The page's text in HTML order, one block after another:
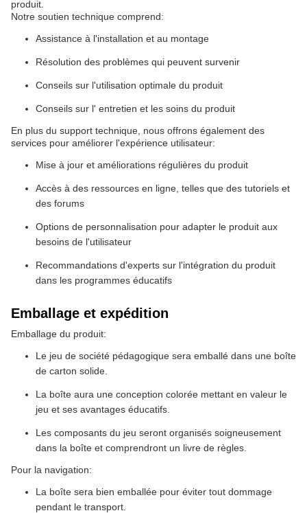
produit.
Notre soutien technique comprend:
Assistance à l'installation et au montage
Résolution des problèmes qui peuvent survenir
Conseils sur l'utilisation optimale du produit
Conseils sur l' entretien et les soins du produit
En plus du support technique, nous offrons également des
services pour améliorer l'expérience utilisateur:
Mise à jour et améliorations régulières du produit
Accès à des ressources en ligne, telles que des tutoriels et
des forums
Options de personnalisation pour adapter le produit aux
besoins de l'utilisateur
Recommandations d'experts sur l'intégration du produit
dans les programmes éducatifs
Emballage et expédition
Emballage du produit:
Le jeu de société pédagogique sera emballé dans une boîte
de carton solide.
La boîte aura une conception colorée mettant en valeur le
jeu et ses avantages éducatifs.
Les composants du jeu seront organisés soigneusement
dans la boîte et comprendront un livre de règles.
Pour la navigation:
La boîte sera bien emballée pour éviter tout dommage
pendant le transport.